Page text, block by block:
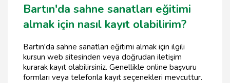
Bartın'da sahne sanatları eğitimi
almak için nasıl kayıt olabilirim?
Bartın'da sahne sanatları eğitimi almak için ilgili
kursun web sitesinden veya doğrudan iletişim
kurarak kayıt olabilirsiniz. Genellikle online başvuru
formları veya telefonla kayıt seçenekleri mevcuttur.